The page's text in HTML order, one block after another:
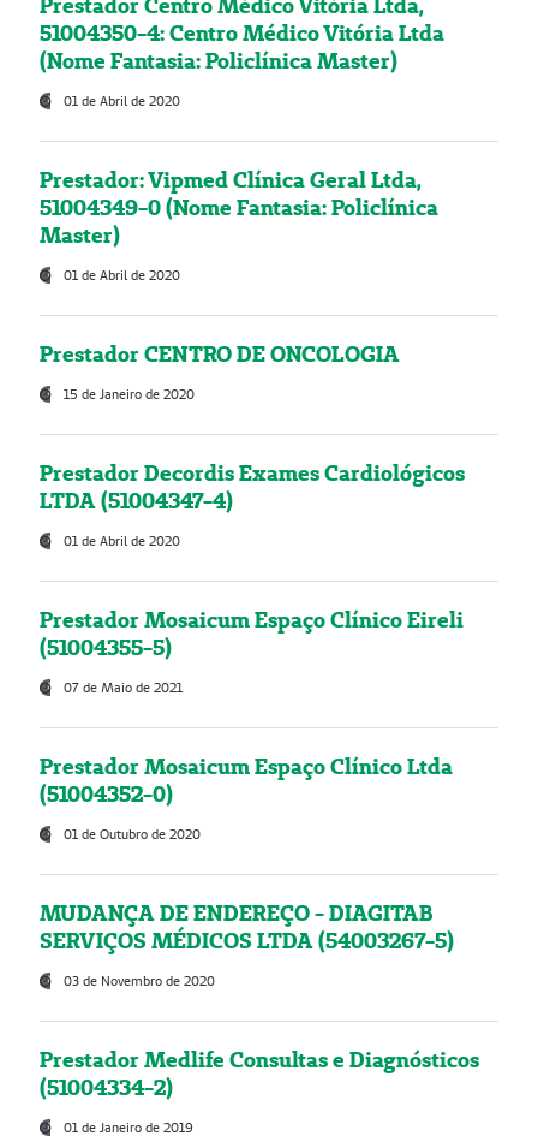
51004350-4: Centro Médico Vitória Ltda
(Nome Fantasia: Policlínica Master)
01 de Abril de 2020
Prestador: Vipmed Clínica Geral Ltda,
51004349-0 (Nome Fantasia: Policlínica
Master)
01 de Abril de 2020
Prestador CENTRO DE ONCOLOGIA
15 de Janeiro de 2020
Prestador Decordis Exames Cardiológicos
LTDA (51004347-4)
01 de Abril de 2020
Prestador Mosaicum Espaço Clínico Eireli
(51004355-5)
07 de Maio de 2021
Prestador Mosaicum Espaço Clínico Ltda
(51004352-0)
01 de Outubro de 2020
MUDANÇA DE ENDEREÇO - DIAGITAB
SERVIÇOS MÉDICOS LTDA (54003267-5)
03 de Novembro de 2020
Prestador Medlife Consultas e Diagnósticos
(51004334-2)
01 de Janeiro de 2019